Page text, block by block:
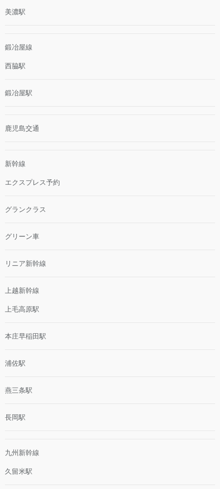
美濃駅
鍛冶屋線
西脇駅
鍛冶屋駅
鹿児島交通
新幹線
エクスプレス予約
グランクラス
グリーン車
リニア新幹線
上越新幹線
上毛高原駅
本庄早稲田駅
浦佐駅
燕三条駅
長岡駅
九州新幹線
久留米駅